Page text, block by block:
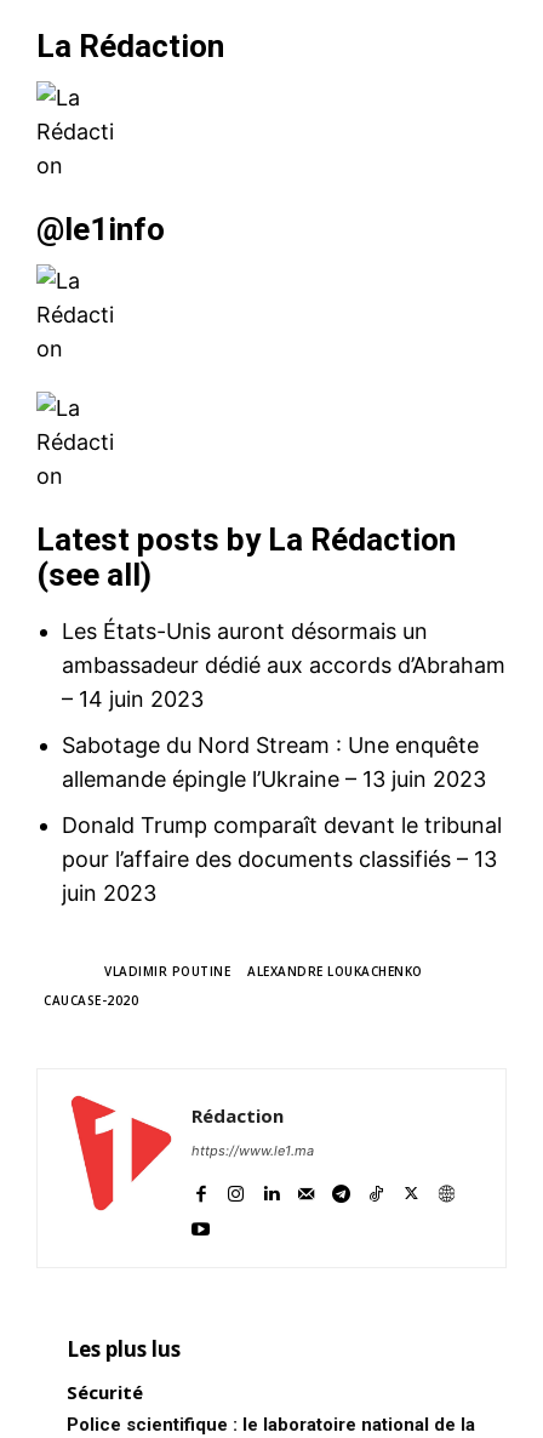
le1.ma
l'intelligence de
l'information
S'ABONNER MAINTENANT
Nous contacter
La Rédaction
@le1info
Latest posts by La Rédaction
(see all)
Les États-Unis auront désormais un
ambassadeur dédié aux accords d’Abraham
– 14 juin 2023
Sabotage du Nord Stream : Une enquête
allemande épingle l’Ukraine – 13 juin 2023
Donald Trump comparaît devant le tribunal
pour l’affaire des documents classifiés – 13
juin 2023
VLADIMIR POUTINE
ALEXANDRE LOUKACHENKO
CAUCASE-2020
Rédaction
https://www.le1.ma
Les plus lus
Sécurité
Police scientifique : le laboratoire national de la